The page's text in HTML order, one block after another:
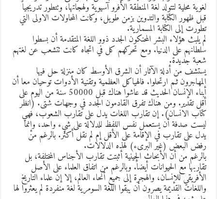
محلية لتتولد لغة المنطقة الأفرو آسيوية ولهجاتها، وتتطور تدريجياً
ظهور الكتابة والتدوين بزمن طويل، وكانت المحاولات الاولى التي
إلى الكتابة المسمارية.
يلبث هؤلاء البشر المحنكون الجدد ذوو اللغة المتقدمة أن بسطوا
على الدنيا. ومع تحركهم كل في اتجاه كانت تتشعب عن لغتهم
جديدة.
من أدلة الآثار أن الشرق الأوسط كان منزلة حل فيها
ثـم ارتحلوا. فالهياكل العظمية وتقنية الأدوات توحيان معا أن
أبناء الإنسان الحديث قد عاشوا هناك قبل 50000 سنة من اليوم على
تقدير. ومن هناك تفرق القادمون الجدد في وجهات شتى. (انظر
الانسان). إن تقارب اللغات يدل على تقارب الشعوب، فهي
صدفة أن يستعمل نفس اللفظ للدلالة على شيء واحد، وإنما
على تقارب في الإقامة على الأقل إم لم نقل أكثر. بالرغم من
البعض (غير البرىء) لهذه الدلالات.
من أن الأبحاث الجينية أثبتت تقارب الأجناس المختلفة، بل
مع الحيوانات أيضاً. وبالرغم من اتفاق العلماء على الأصل
للإنسان، والهجرة إلى جميع أنحاء العالم، إلا إن علماء التاريخ
القديمة يصرون أن يبقوا اللغة السومرية لغة منفردة لم يعثروا لها